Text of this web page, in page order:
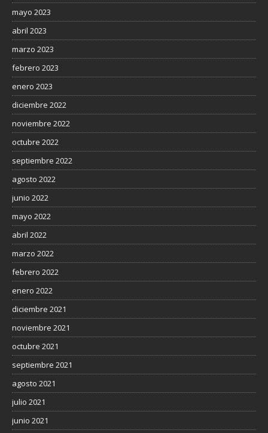
mayo 2023
abril 2023
marzo 2023
febrero 2023
enero 2023
diciembre 2022
noviembre 2022
octubre 2022
septiembre 2022
agosto 2022
junio 2022
mayo 2022
abril 2022
marzo 2022
febrero 2022
enero 2022
diciembre 2021
noviembre 2021
octubre 2021
septiembre 2021
agosto 2021
julio 2021
junio 2021